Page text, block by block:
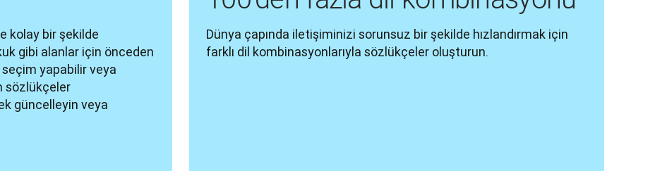
kolay bir şekilde
gibi alanlar için önceden
yapabilir veya
sözlükçeler
güncelleyin veya
Dünya çapında iletişiminizi sorunsuz bir şekilde hızlandırmak için
farklı dil kombinasyonlarıyla sözlükçeler oluşturun.